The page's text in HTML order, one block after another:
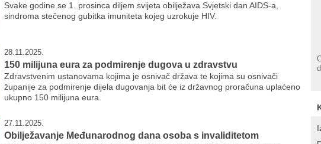
Svake godine se 1. prosinca diljem svijeta obilježava Svjetski dan AIDS-a,
sindroma stečenog gubitka imuniteta kojeg uzrokuje HIV.
28.11.2025.
150 milijuna eura za podmirenje dugova u zdravstvu
Zdravstvenim ustanovama kojima je osnivač država te kojima su osnivači
županije za podmirenje dijela dugovanja bit će iz državnog proračuna uplaćeno
ukupno 150 milijuna eura.
27.11.2025.
Obilježavanje Međunarodnog dana osoba s invaliditetom